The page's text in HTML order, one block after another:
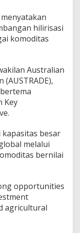
hilirisasi
komoditas
Australian
Key
besar
melalui
bernilai
opportunities
agricultural